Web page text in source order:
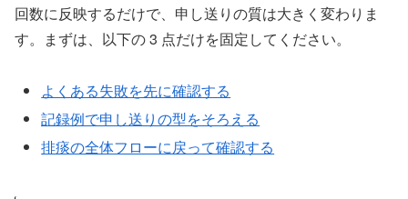
回数に反映するだけで、申し送りの質は大きく変わりま
す。まずは、以下の 3 点だけを固定してください。
よくある失敗を先に確認する
記録例で申し送りの型をそろえる
排痰の全体フローに戻って確認する